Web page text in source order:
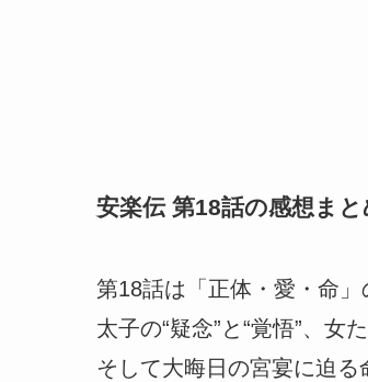
安楽伝 第18話の感想まと
第18話は「正体・愛・命
太子の“疑念”と“覚悟”、女
そして大晦日の宮宴に迫